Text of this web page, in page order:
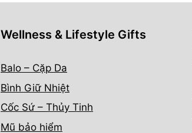
Wellness & Lifestyle Gifts
Balo – Cặp Da
Bình Giữ Nhiệt
Cốc Sứ – Thủy Tinh
Mũ bảo hiểm